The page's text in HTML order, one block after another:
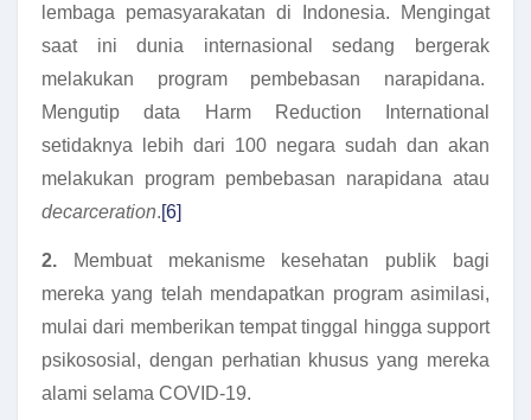
lembaga pemasyarakatan di Indonesia. Mengingat
saat ini dunia internasional sedang bergerak
melakukan program pembebasan narapidana.
Mengutip data Harm Reduction International
setidaknya lebih dari 100 negara sudah dan akan
melakukan program pembebasan narapidana atau
decarceration.[6]
2. Membuat mekanisme kesehatan publik bagi
mereka yang telah mendapatkan program asimilasi,
mulai dari memberikan tempat tinggal hingga support
psikososial, dengan perhatian khusus yang mereka
alami selama COVID-19.